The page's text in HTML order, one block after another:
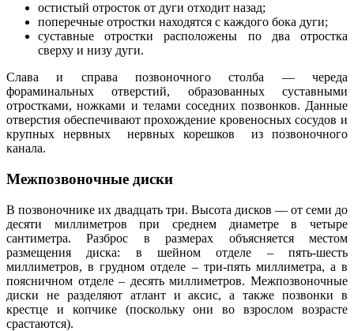
остистый отросток от дуги отходит назад;
поперечные отростки находятся с каждого бока дуги;
суставные отростки расположены по два отростка
сверху и низу дуги.
Слава и справа позвоночного столба — череда
фораминальных отверстий, образованных суставными
отростками, ножками и телами соседних позвонков. Данные
отверстия обеспечивают прохождение кровеносных сосудов и
крупных нервных нервных корешков из позвоночного
канала.
Межпозвоночные диски
В позвоночнике их двадцать три. Высота дисков — от семи до
десяти миллиметров при среднем диаметре в четыре
сантиметра. Разброс в размерах объясняется местом
размещения диска: в шейном отделе – пять-шесть
миллиметров, в грудном отделе – три-пять миллиметра, а в
поясничном отделе – десять миллиметров. Межпозвоночные
диски не разделяют атлант и аксис, а также позвонки в
крестце и копчике (поскольку они во взрослом возрасте
срастаются).